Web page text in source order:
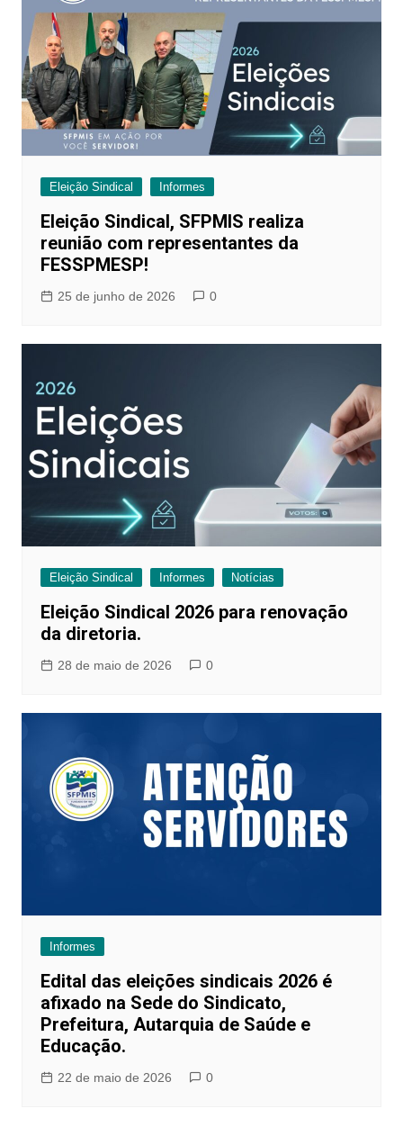
Eleição Sindical Informes
Eleição Sindical, SFPMIS realiza
reunião com representantes da
FESSPMESP!
25 de junho de 2026 0
Eleição Sindical Informes Notícias
Eleição Sindical 2026 para renovação
da diretoria.
28 de maio de 2026 0
Informes
Edital das eleições sindicais 2026 é
afixado na Sede do Sindicato,
Prefeitura, Autarquia de Saúde e
Educação.
22 de maio de 2026 0